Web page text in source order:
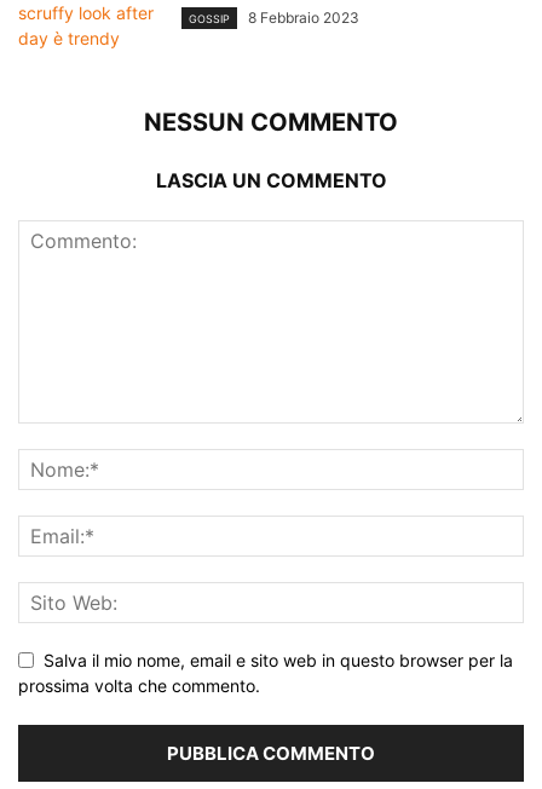
GOSSIP 8 Febbraio 2023
NESSUN COMMENTO
LASCIA UN COMMENTO
Salva il mio nome, email e sito web in questo browser per la
prossima volta che commento.